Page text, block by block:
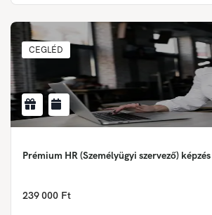
CEGLÉD
Prémium HR (Személyügyi szervező) képzés
239 000 Ft